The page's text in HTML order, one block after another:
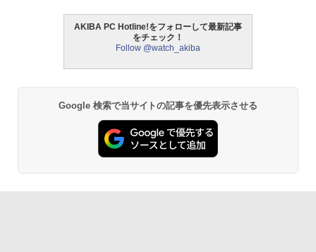
AKIBA PC Hotline!をフォローして最新記事
をチェック！
Follow @watch_akiba
Google 検索で当サイトの記事を優先表示させる